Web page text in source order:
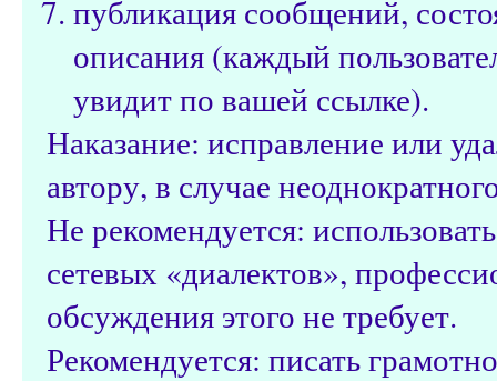
публикация сообщений,
описания (каждый
увидит по вашей ссылке).
Наказание: исправление или
автору, в случае
Не рекомендуется:
сетевых «диалектов»,
обсуждения этого не требует.
Рекомендуется: писать